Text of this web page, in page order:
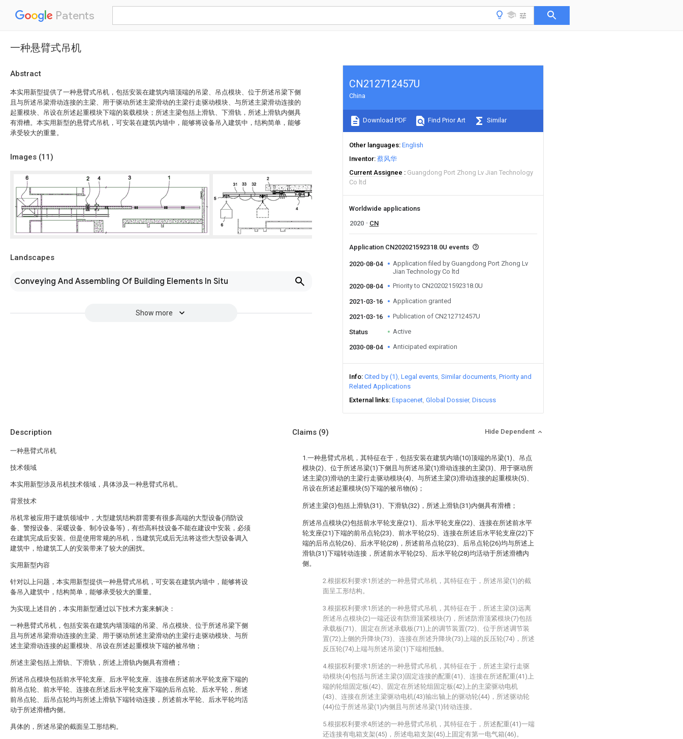
Patents
一种悬臂式吊机
Abstract
本实用新型提供了一种悬臂式吊机，包括安装在建筑内墙顶端的吊梁、吊点模块、位于所述吊梁下侧
且与所述吊梁滑动连接的主梁、用于驱动所述主梁滑动的主梁行走驱动模块、与所述主梁滑动连接的
起重模块、吊设在所述起重模块下端的装载模块；所述主梁包括上滑轨、下滑轨，所述上滑轨内侧具
有滑槽。本实用新型的悬臂式吊机，可安装在建筑内墙中，能够将设备吊入建筑中，结构简单，能够
承受较大的重量。
Images (11)
Landscapes
Conveying And Assembling Of Building Elements In Situ
Show more
CN212712457U
China
Download PDF Find Prior Art Similar
Other languages English
Inventor 蔡风华
Current Assignee
Guangdong Port Zhong Lv Jian Technology
Co ltd
Worldwide applications
2020
CN
Application CN202021592318.0U events
2020-08-04
Application filed by Guangdong Port Zhong Lv
Jian Technology Co ltd
2020-08-04
Priority to CN202021592318.0U
2021-03-16 Application granted
2021-03-16 Publication of CN212712457U
Status Active
2030-08-04 Anticipated expiration
Info Cited by (1) Legal events Similar documents Priority and
Related Applications
External links Espacenet Global Dossier Discuss
Description
一种悬臂式吊机
技术领域
本实用新型涉及吊机技术领域，具体涉及一种悬臂式吊机。
背景技术
吊机常被应用于建筑领域中，大型建筑结构群需要有很多高端的大型设备(消防设
备、警报设备、采暖设备、制冷设备等)，有些高科技设备不能在建设中安装，必须
在建筑完成后安装。但是使用常规的吊机，当建筑完成后无法将这些大型设备调入
建筑中，给建筑工人的安装带来了较大的困扰。
实用新型内容
针对以上问题，本实用新型提供一种悬臂式吊机，可安装在建筑内墙中，能够将设
备吊入建筑中，结构简单，能够承受较大的重量。
为实现上述目的，本实用新型通过以下技术方案来解决：
一种悬臂式吊机，包括安装在建筑内墙顶端的吊梁、吊点模块、位于所述吊梁下侧
且与所述吊梁滑动连接的主梁、用于驱动所述主梁滑动的主梁行走驱动模块、与所
述主梁滑动连接的起重模块、吊设在所述起重模块下端的被吊物；
所述主梁包括上滑轨、下滑轨，所述上滑轨内侧具有滑槽；
所述吊点模块包括前水平轮支座、后水平轮支座、连接在所述前水平轮支座下端的
前吊点轮、前水平轮、连接在所述后水平轮支座下端的后吊点轮、后水平轮，所述
前吊点轮、后吊点轮均与所述上滑轨下端转动连接，所述前水平轮、后水平轮均活
动于所述滑槽内侧。
具体的，所述吊梁的截面呈工形结构。
Claims (9) Hide Dependent
1.一种悬臂式吊机，其特征在于，包括安装在建筑内墙(10)顶端的吊梁(1)、吊点
模块(2)、位于所述吊梁(1)下侧且与所述吊梁(1)滑动连接的主梁(3)、用于驱动所
述主梁(3)滑动的主梁行走驱动模块(4)、与所述主梁(3)滑动连接的起重模块(5)、
吊设在所述起重模块(5)下端的被吊物(6)；
所述主梁(3)包括上滑轨(31)、下滑轨(32)，所述上滑轨(31)内侧具有滑槽；
所述吊点模块(2)包括前水平轮支座(21)、后水平轮支座(22)、连接在所述前水平
轮支座(21)下端的前吊点轮(23)、前水平轮(25)、连接在所述后水平轮支座(22)下
端的后吊点轮(26)、后水平轮(28)，所述前吊点轮(23)、后吊点轮(26)均与所述上
滑轨(31)下端转动连接，所述前水平轮(25)、后水平轮(28)均活动于所述滑槽内
侧。
2.根据权利要求1所述的一种悬臂式吊机，其特征在于，所述吊梁(1)的截
面呈工形结构。
3.根据权利要求1所述的一种悬臂式吊机，其特征在于，所述主梁(3)远离
所述吊点模块(2)一端还设有防滑顶紧模块(7)，所述防滑顶紧模块(7)包括
承载板(71)、固定在所述承载板(71)上的调节装置(72)、位于所述调节装
置(72)上侧的升降块(73)、连接在所述升降块(73)上端的反压轮(74)，所述
反压轮(74)上端与所述吊梁(1)下端相抵触。
4.根据权利要求1所述的一种悬臂式吊机，其特征在于，所述主梁行走驱
动模块(4)包括与所述主梁(3)固定连接的配重(41)、连接在所述配重(41)上
端的轮组固定板(42)、固定在所述轮组固定板(42)上的主梁驱动电机
(43)、连接在所述主梁驱动电机(43)输出轴上的驱动轮(44)，所述驱动轮
(44)位于所述吊梁(1)内侧且与所述吊梁(1)转动连接。
5.根据权利要求4所述的一种悬臂式吊机，其特征在于，所述配重(41)一端
还连接有电箱支架(45)，所述电箱支架(45)上固定有第一电气箱(46)。